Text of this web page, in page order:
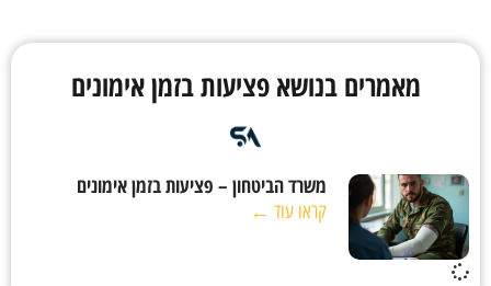
מאמרים בנושא פציעות בזמן אימונים
משרד הביטחון – פציעות בזמן אימונים
קראו עוד ←